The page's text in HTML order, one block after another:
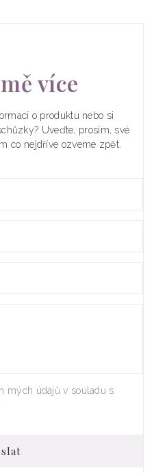
více
o produktu nebo si
Uveďte, prosím, své
co nejdříve ozveme zpět.
mých údajů v souladu s